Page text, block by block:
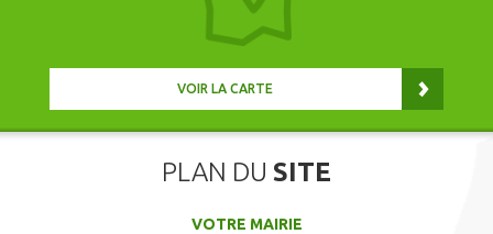
VOIR LA CARTE
PLAN DU SITE
VOTRE MAIRIE